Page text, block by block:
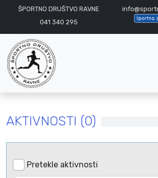
ŠPORTNO DRUŠTVO RAVNE
041 340 295
AKTIVNOSTI (0)
Pretekle aktivnosti